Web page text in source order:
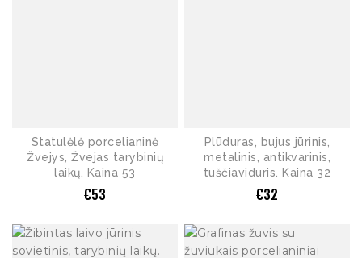
Statulėlė porcelianinė
Žvejys, Žvejas tarybinių
laikų. Kaina 53
€53
Plūduras, bujus jūrinis,
metalinis, antikvarinis,
tuščiaviduris. Kaina 32
€32